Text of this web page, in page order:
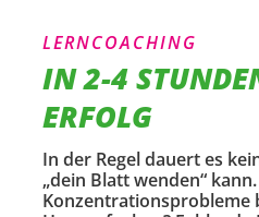
LERNCOACHING
IN 2-4
ERFOLG
In der Regel dauert es
„dein Blatt wenden“
Konzentrationsprobleme